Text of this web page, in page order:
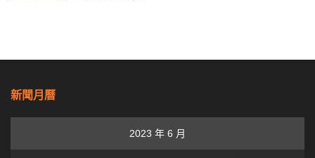
新聞月曆
2023 年 6 月